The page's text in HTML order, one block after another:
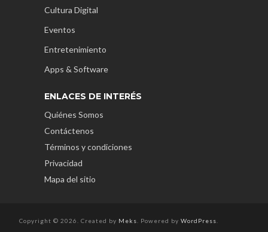
Cultura Digital
Eventos
Entretenimiento
Apps & Software
ENLACES DE INTERÉS
Quiénes Somos
Contáctenos
Términos y condiciones
Privacidad
Mapa del sitio
Copyright © 2026. Created by Meks . Powered by WordPress